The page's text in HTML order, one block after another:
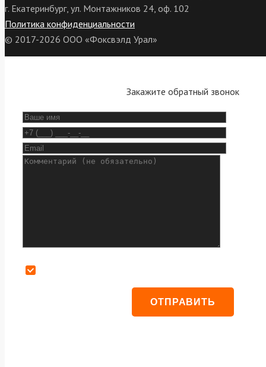
г. Екатеринбург, ул. Монтажников 24, оф. 102
Политика конфиденциальности
© 2017-2026 ООО «Фоксвэлд Урал»
Закажите обратный звонок